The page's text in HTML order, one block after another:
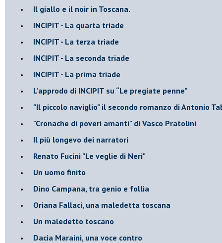
​Il giallo e il noir in Toscana.
INCIPIT - La quarta triade
INCIPIT - La terza triade
INCIPIT - La seconda triade
INCIPIT - La prima triade
L’approdo di INCIPIT su “Le pregiate penne”
​"Il piccolo naviglio" il secondo romanzo di Antonio
​"Cronache di poveri amanti" di Vasco Pratolini
​Il più longevo dei narratori
Renato Fucini "Le veglie di Neri"
Un uomo finito
​Dino Campana, tra genio e follia
​Oriana Fallaci, una maledetta toscana
​Un maledetto toscano
​Dacia Maraini, una voce contro